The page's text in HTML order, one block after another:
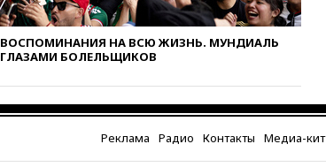
вчера, 18:25Беспилотник
атаковал турецкий сухогруз у
побережья Новороссийска
вчера, 18:18
ранения при атаке дрона на
ВОСПОМИНАНИЯ НА ВСЮ ЖИЗНЬ. МУНДИАЛЬ
ГЛАЗАМИ БОЛЕЛЬЩИКОВ
Реклама Радио Контакты Медиа-кит